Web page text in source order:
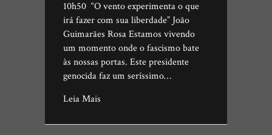
10h50 “O vento experimenta o que
irá fazer com sua liberdade” João
Guimarães Rosa Estamos vivendo
um momento onde o fascismo bate
às nossas portas. Este presidente
genocida faz um seríssimo…
Leia Mais